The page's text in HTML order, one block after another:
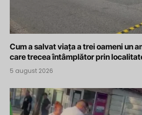
Cum a salvat viața a trei oameni un
care trecea întâmplător prin
5 august 2026